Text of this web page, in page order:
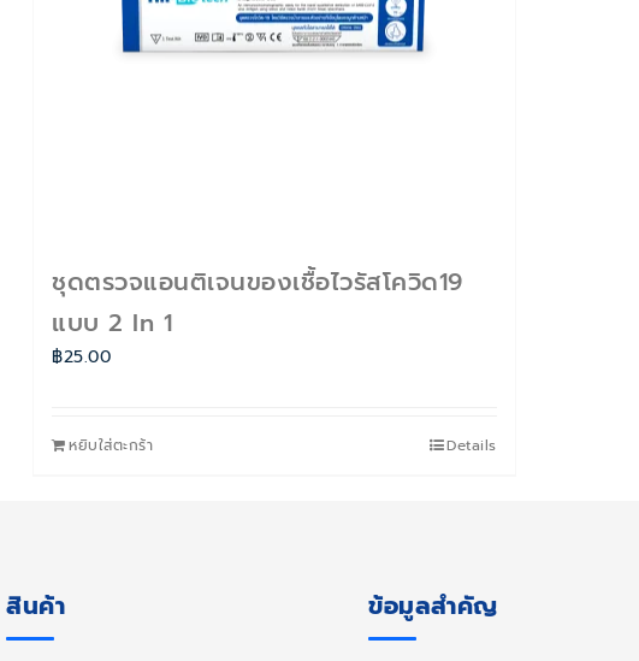
ชุดตรวจแอนติเจนของเชื้อไวรัสโควิด19
แบบ 2 In 1
฿25.00
หยิบใส่ตะกร้า Details
สินค้า ข้อมูลสำคัญ